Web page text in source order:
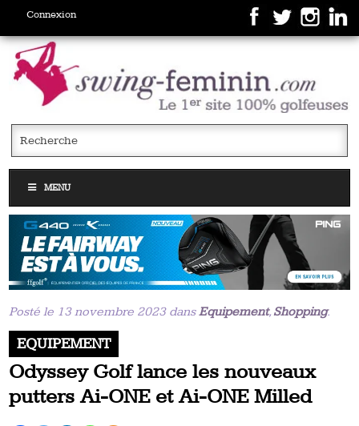
Connexion
MENU
Posté le 13 novembre 2023 dansEquipement,Shopping.
EQUIPEMENT
Odyssey Golf lance les nouveaux
putters Ai-ONE et Ai-ONE Milled